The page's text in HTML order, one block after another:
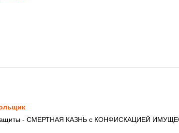
- СМЕРТНАЯ КАЗНЬ с КОНФИСКАЦИЕЙ